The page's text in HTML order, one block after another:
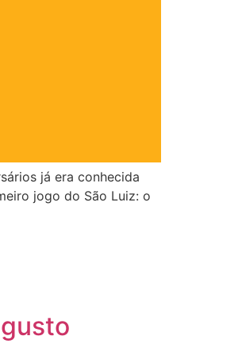
já era conhecida
jogo do São Luiz: o